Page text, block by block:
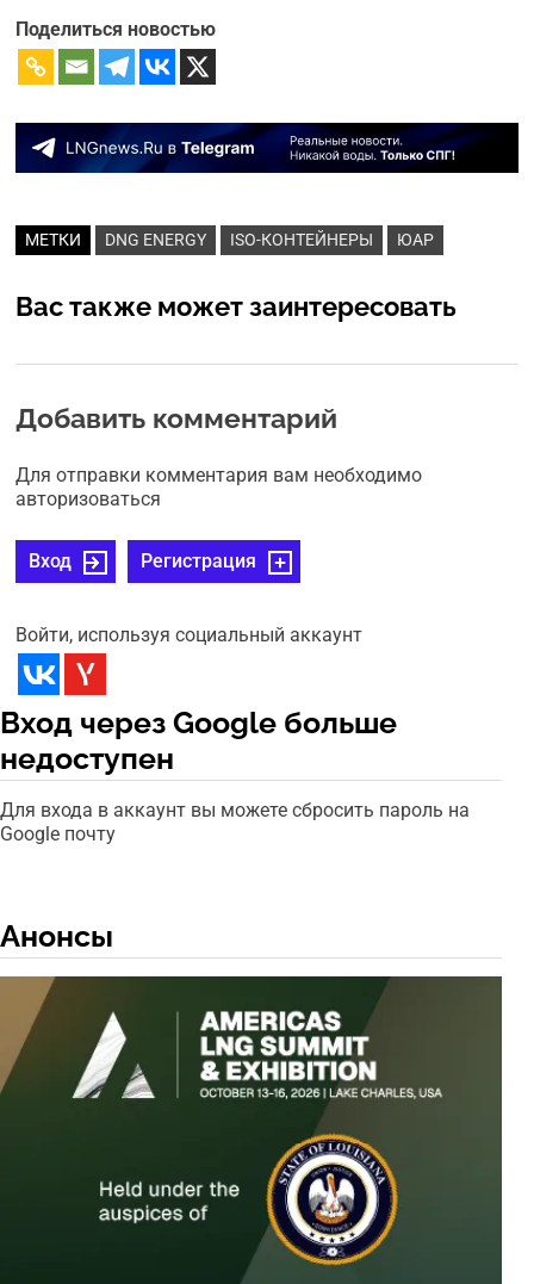
Поделиться новостью
МЕТКИ DNG ENERGY ISO-КОНТЕЙНЕРЫ ЮАР
Вас также может заинтересовать
Добавить комментарий
Для отправки комментария вам необходимо
авторизоваться
Вход Регистрация
Войти, используя социальный аккаунт
Вход через Google больше
недоступен
Для входа в аккаунт вы можете сбросить пароль на
Google почту
Анонсы